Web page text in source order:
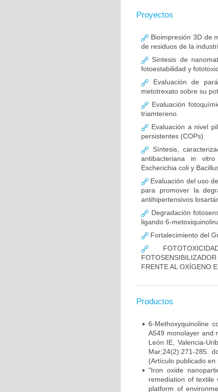
Proyectos
Bioimpresión 3D de
de residuos de la
Síntesis de
fotoestabilidad y
Evaluación de
metotrexato sobre su
Evaluación
triamtereno.
Evaluación a nivel
persistentes (COPs)
Síntesis,
antibacteriana in
Escherichia coli y
Evaluación del uso
para promover la
antihipertensivos
Degradación
ligando 6-
Fortalecimiento del
FRENTE AL OXÍGENO
Productos
6-Methoxyquinoline
A549 monolayer and
León IE, Valencia-
Mar;24(2):271-285.
(Artículo publicado
"Iron oxide
remediation of textile
platform of